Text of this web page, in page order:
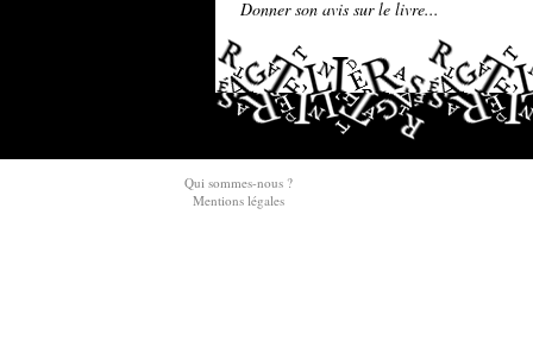
Donner son avis sur le livre...
Qui sommes-nous ?
Mentions légales